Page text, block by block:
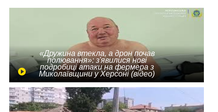
«Дружина втекла, а дрон почав
полювання»: з'явилися нові
подробиці атаки на фермера з
Миколаївщини у Херсоні (відео)